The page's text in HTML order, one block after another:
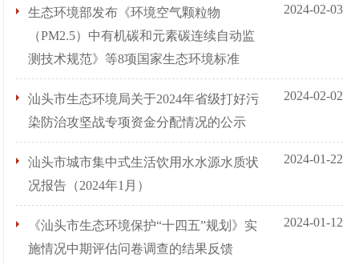
生态环境部发布《环境空气颗粒物
（PM2.5）中有机碳和元素碳连续自动监
测技术规范》等8项国家生态环境标准
2024-02-03
汕头市生态环境局关于2024年省级打好污
染防治攻坚战专项资金分配情况的公示
2024-02-02
汕头市城市集中式生活饮用水水源水质状
况报告（2024年1月）
2024-01-22
《汕头市生态环境保护“十四五”规划》实
施情况中期评估问卷调查的结果反馈
2024-01-12